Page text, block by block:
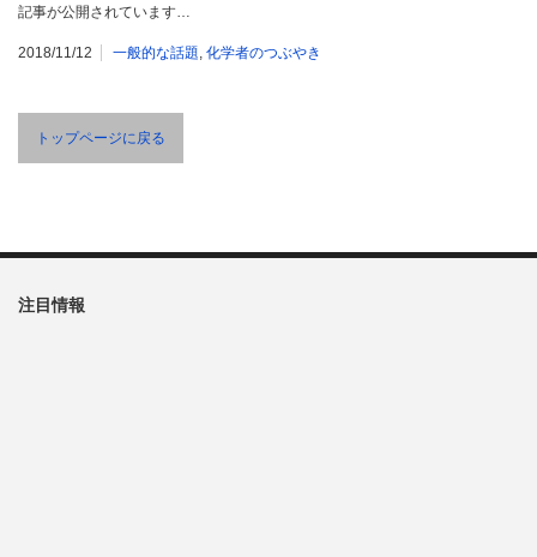
記事が公開されています…
2018/11/12 一般的な話題, 化学者のつぶやき
トップページに戻る
注目情報